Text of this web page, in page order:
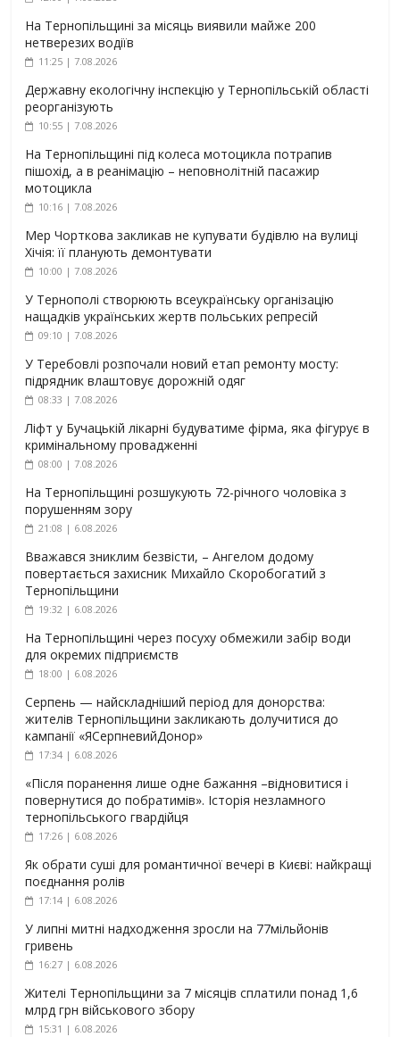
На Тернопільщині за місяць виявили майже 200
нетверезих водіїв
11:25 | 7.08.2026
Державну екологічну інспекцію у Тернопільській області
реорганізують
10:55 | 7.08.2026
На Тернопільщині під колеса мотоцикла потрапив
пішохід, а в реанімацію – неповнолітній пасажир
мотоцикла
10:16 | 7.08.2026
Мер Чорткова закликав не купувати будівлю на вулиці
Хічія: її планують демонтувати
10:00 | 7.08.2026
У Тернополі створюють всеукраїнську організацію
нащадків українських жертв польських репресій
09:10 | 7.08.2026
У Теребовлі розпочали новий етап ремонту мосту:
підрядник влаштовує дорожній одяг
08:33 | 7.08.2026
Ліфт у Бучацькій лікарні будуватиме фірма, яка фігурує в
кримінальному провадженні
08:00 | 7.08.2026
На Тернопільщині розшукують 72-річного чоловіка з
порушенням зору
21:08 | 6.08.2026
Вважався зниклим безвісти, – Ангелом додому
повертається захисник Михайло Скоробогатий з
Тернопільщини
19:32 | 6.08.2026
На Тернопільщині через посуху обмежили забір води
для окремих підприємств
18:00 | 6.08.2026
Серпень — найскладніший період для донорства:
жителів Тернопільщини закликають долучитися до
кампанії «ЯСерпневийДонор»
17:34 | 6.08.2026
«Після поранення лише одне бажання –відновитися і
повернутися до побратимів». Історія незламного
тернопільського гвардійця
17:26 | 6.08.2026
Як обрати суші для романтичної вечері в Києві: найкращі
поєднання ролів
17:14 | 6.08.2026
У липні митні надходження зросли на 77мільйонів
гривень
16:27 | 6.08.2026
Жителі Тернопільщини за 7 місяців сплатили понад 1,6
млрд грн військового збору
15:31 | 6.08.2026